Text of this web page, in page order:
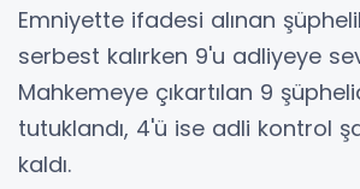
Emniyette ifadesi alınan
serbest kalırken 9'u adliyeye
Mahkemeye çıkartılan 9
tutuklandı, 4'ü ise adli kontrol
kaldı.